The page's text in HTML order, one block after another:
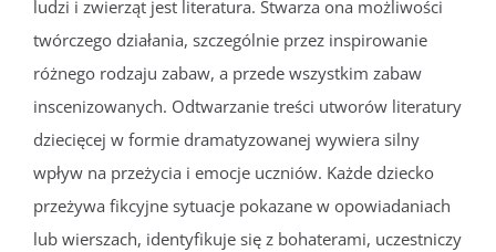
ludzi i zwierząt jest literatura. Stwarza ona możliwości
twórczego działania, szczególnie przez inspirowanie
różnego rodzaju zabaw, a przede wszystkim zabaw
inscenizowanych. Odtwarzanie treści utworów literatury
dziecięcej w formie dramatyzowanej wywiera silny
wpływ na przeżycia i emocje uczniów. Każde dziecko
przeżywa fikcyjne sytuacje pokazane w opowiadaniach
lub wierszach, identyfikuje się z bohaterami, uczestniczy